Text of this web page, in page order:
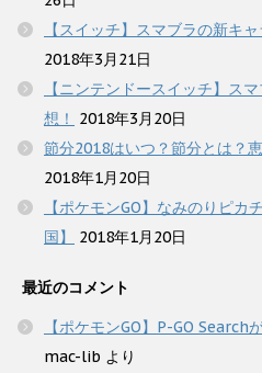
【スイッチ】スマブラの新キ
2018年3月21日
【ニンテンドースイッチ】ス
想！
2018年3月20日
節分2018はいつ？節分とは？
2018年1月20日
【ポケモンGO】なみのりピ
国】
2018年1月20日
最近のコメント
【ポケモンGO】P-GO
mac-lib より